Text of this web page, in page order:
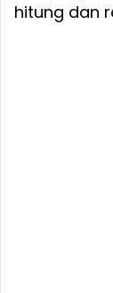
hitung dan